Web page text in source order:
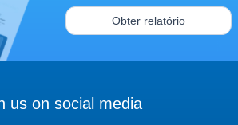
Obter relatório
us on social media